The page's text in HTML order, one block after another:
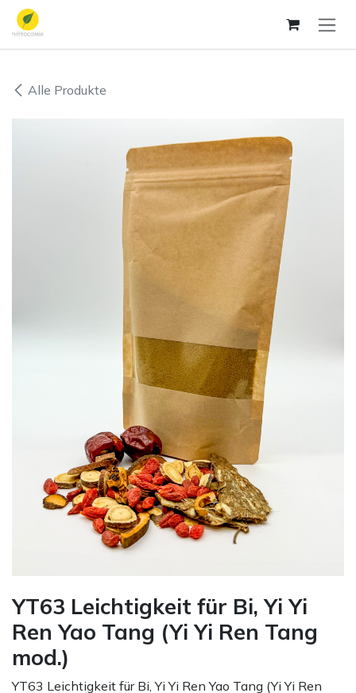
Zum Inhalt springen
Alle Produkte
YT63 Leichtigkeit für Bi, Yi Yi
Ren Yao Tang (Yi Yi Ren Tang
mod.)
YT63 Leichtigkeit für Bi, Yi Yi Ren Yao Tang (Yi Yi Ren